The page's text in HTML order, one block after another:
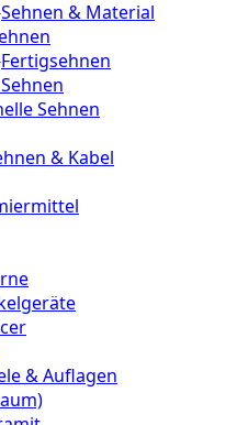
Sehnen & Material
Fertigsehnen
Sehnen
& Kabel
& Auflagen